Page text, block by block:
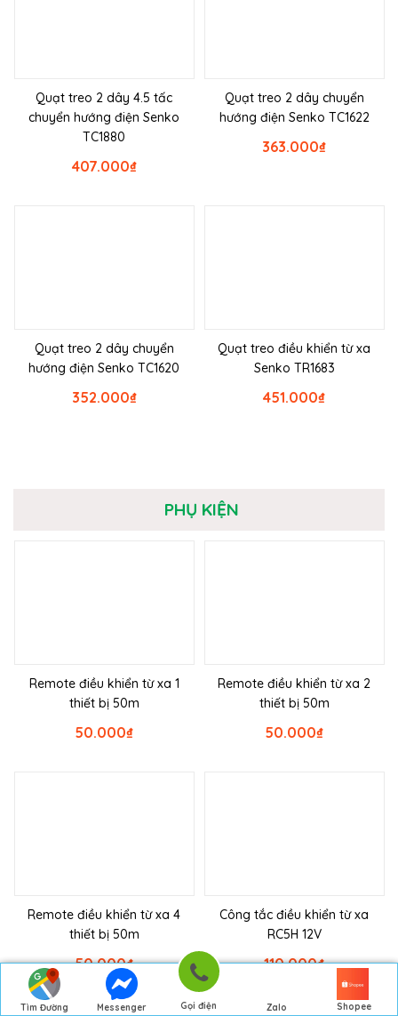
Tìm Đường
Messenger Gọi điện Zalo Shopee
Quạt treo 2 dây 4.5 tấc
chuyển hướng điện Senko
TC1880
₫
407.000
Quạt treo 2 dây chuyển
hướng điện Senko TC1622
₫
363.000
Quạt treo 2 dây chuyển
hướng điện Senko TC1620
₫
352.000
Quạt treo điều khiển từ xa
Senko TR1683
₫
451.000
PHỤ KIỆN
Remote điều khiển từ xa 1
thiết bị 50m
₫
50.000
Remote điều khiển từ xa 2
thiết bị 50m
₫
50.000
Remote điều khiển từ xa 4
thiết bị 50m
₫
50.000
Công tắc điều khiển từ xa
RC5H 12V
₫
110.000